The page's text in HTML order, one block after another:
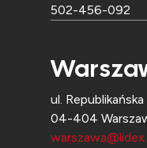
502-456-092
ul.
04-404